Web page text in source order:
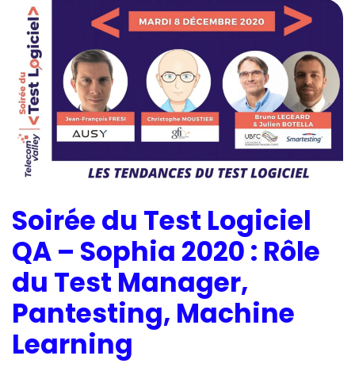
Soirée du Test Logiciel
QA – Sophia 2020 : Rôle
du Test Manager,
Pantesting, Machine
Learning